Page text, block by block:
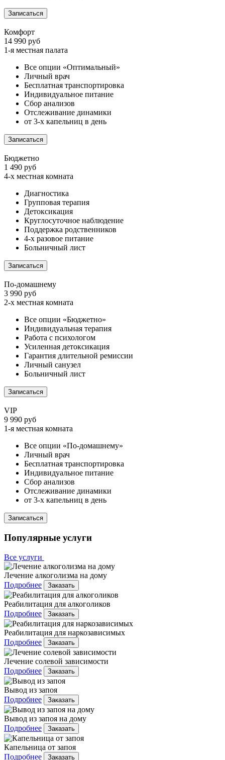
Записаться
Комфорт
14 990 руб
1-я местная палата
Все опции «Оптимальный»
Личный врач
Бесплатная транспортировка
Индивидуальное питание
Сбор анализов
Отслеживание динамики
от 3-х капельниц в день
Записаться
Бюджетно
1 490 руб
4-х местная комната
Диагностика
Групповая терапия
Детоксикация
Круглосуточное наблюдение
Поддержка родственников
4-х разовое питание
Больничный лист
Записаться
По-домашнему
3 990 руб
2-х местная комната
Все опции «Бюджетно»
Индивидуальная терапия
Работа с психологом
Усиленная детоксикация
Гарантия длительной ремиссии
Личный санузел
Больничный лист
Записаться
VIP
9 990 руб
1-я местная комната
Все опции «По-домашнему»
Личный врач
Бесплатная транспортировка
Индивидуальное питание
Сбор анализов
Отслеживание динамики
от 3-х капельниц в день
Записаться
Популярные услуги
Все услуги
Лечение алкоголизма на дому
Подробнее
Заказать
Реабилитация для алкоголиков
Подробнее
Заказать
Реабилитация для наркозависимых
Подробнее
Заказать
Лечение солевой зависимости
Подробнее
Заказать
Вывод из запоя
Подробнее
Заказать
Вывод из запоя на дому
Подробнее
Заказать
Капельница от запоя
Подробнее
Заказать